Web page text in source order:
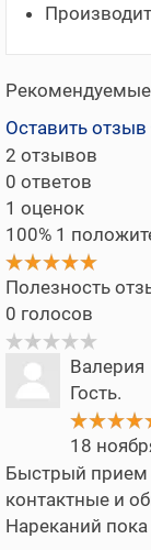
Оставить отзыв
2 отзывов
0 ответов
1 оценок
100% 1
Полезность
0 голосов
Валерия
Гость.
18
Быстрый прием
контактные и
Нареканий